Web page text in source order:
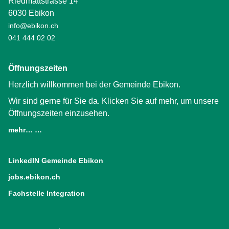
6030 Ebikon
info@ebikon.ch
041 444 02 02
Öffnungszeiten
Herzlich willkommen bei der Gemeinde Ebikon.
Wir sind gerne für Sie da. Klicken Sie auf mehr, um unsere
Öffnungszeiten einzusehen.
mehr… …
LinkedIN Gemeinde Ebikon
jobs.ebikon.ch
Fachstelle Integration